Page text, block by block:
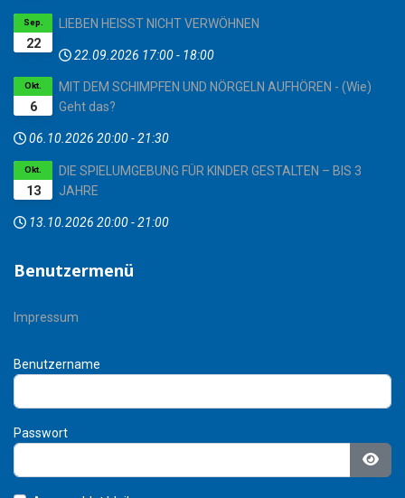
22
Sep. LIEBEN HEISST NICHT VERWÖHNEN
22.09.2026 17:00- 18:00
6
Okt.
MIT DEM SCHIMPFEN UND NÖRGELN AUFHÖREN - (Wie)
Geht das?
06.10.2026 20:00-21:30
13
Okt.
DIE SPIELUMGEBUNG FÜR KINDER GESTALTEN – BIS 3
JAHRE
13.10.2026 20:00-21:00
Benutzermenü
Impressum
Benutzername
Passwort